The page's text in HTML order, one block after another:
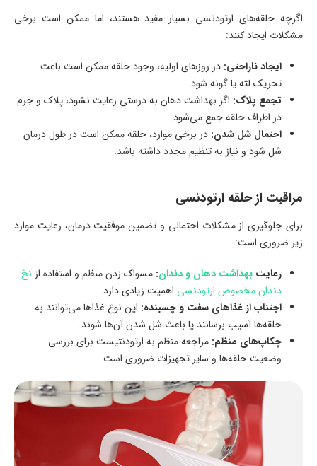
اگرچه حلقه‌های ارتودنسی بسیار مفید هستند، اما ممکن است برخی
مشکلات ایجاد کنند:
ایجاد ناراحتی: در روزهای اولیه، وجود حلقه ممکن است باعث
تحریک لثه یا گونه شود.
تجمع پلاک: اگر بهداشت دهان به درستی رعایت نشود، پلاک و جرم
در اطراف حلقه جمع می‌شود.
احتمال شل شدن: در برخی موارد، حلقه ممکن است در طول درمان
شل شود و نیاز به تنظیم مجدد داشته باشد.
مراقبت از حلقه ارتودنسی
برای جلوگیری از مشکلات احتمالی و تضمین موفقیت درمان، رعایت موارد
زیر ضروری است:
رعایت بهداشت دهان و دندان: مسواک زدن منظم و استفاده از نخ
دندان مخصوص ارتودنسی اهمیت زیادی دارد.
اجتناب از غذاهای سفت و چسبنده: این نوع غذاها می‌توانند به
حلقه‌ها آسیب برسانند یا باعث شل شدن آن‌ها شوند.
چکاپ‌های منظم: مراجعه منظم به ارتودنتیست برای بررسی
وضعیت حلقه‌ها و سایر تجهیزات ضروری است.